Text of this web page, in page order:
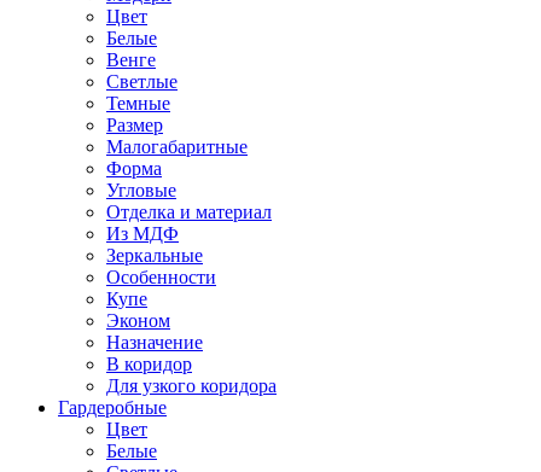
Цвет
Белые
Венге
Светлые
Темные
Размер
Малогабаритные
Форма
Угловые
Отделка и материал
Из МДФ
Зеркальные
Особенности
Купе
Эконом
Назначение
В коридор
Для узкого коридора
Гардеробные
Цвет
Белые